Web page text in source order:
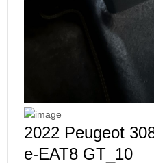
2022 Peugeot
e-EAT8 GT_10